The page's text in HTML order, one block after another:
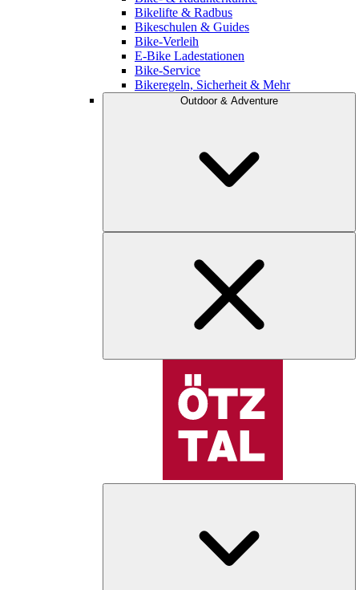
Bikelifte & Radbus
Bikeschulen & Guides
Bike-Verleih
E-Bike Ladestationen
Bike-Service
Bikeregeln, Sicherheit & Mehr
Outdoor & Adventure